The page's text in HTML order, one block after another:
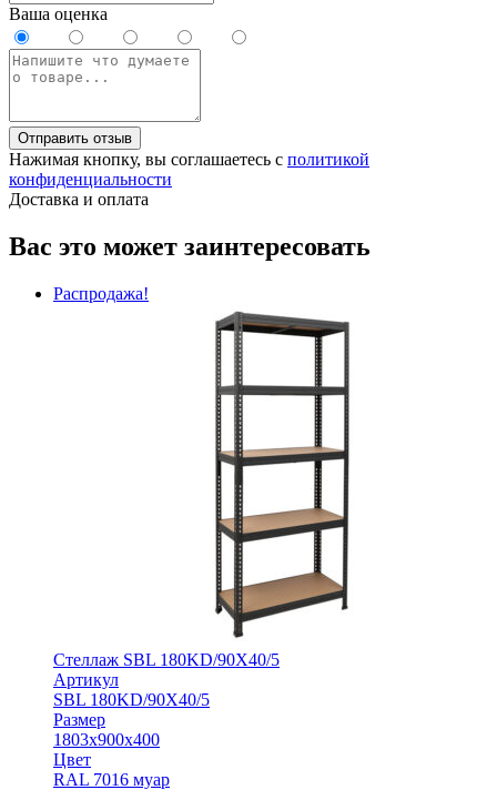
Ваша оценка
Отправить отзыв
Нажимая кнопку, вы соглашаетесь с политикой
конфиденциальности
Доставка и оплата
Вас это может заинтересовать
Распродажа!
Стеллаж SBL 180KD/90X40/5
Артикул
SBL 180KD/90X40/5
Размер
1803х900х400
Цвет
RAL 7016 муар